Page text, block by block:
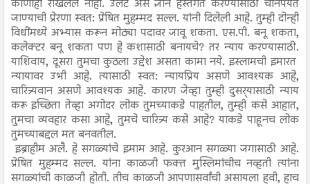
कोणीही रोखलेले नाही. उलट असे ज्ञान हस्तगत करण्यासाठी चीनपर्यंत
जाण्याची प्रेरणा स्वत: प्रेषित मुहम्मद सल्ल. यांनी दिलेली आहे. तुम्ही दोन्ही
विधींमध्ये अभ्यास करून मोठ्या पदावर जावू शकता. एस.पी. बनू शकता,
कलेक्टर बनू शकता पण हे कशासाठी बनायचे? तर न्याय करण्यासाठी.
याशिवाय, दूसरा तुमचा कुठला उद्देश असता कामा नये. इस्लामची इमारत
न्यायावर उभी आहे. त्यासाठी स्वत: न्यायप्रिय असणे आवश्यक आहे,
चारित्र्यवान असणे आवश्यक आहे. कारण जेव्हा तुम्ही दुसर्‍यासाठी न्याय
करू इच्छिता तेव्हा अगोदर लोक तुमच्याकडे पाहतील, तुम्ही कसे आहात,
तुमचा व्यवहार कसा आहे, तुमचे चारित्र्य कसे आहे? याकडे पाहूनच लोक
तुमच्याबद्दल मत बनवतील.
इब्राहीम अलै. हे सगळ्यांचे इमाम आहे. कुरआन सगळ्या जगासाठी आहे.
प्रेषित मुहम्मद सल्ल. यांना काळजी फक्त मुस्लिमांचीच नव्हती त्यांना
सगळ्यांची काळजी होती. तीच काळजी आपणासर्वांची असायला हवी, हाच